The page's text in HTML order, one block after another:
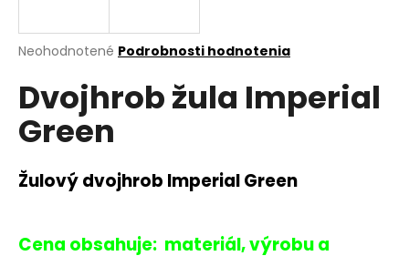
Priemerné
produktu
je
0,0
z
hviezdičiek.
Neohodnotené Podrobnosti hodnotenia
Dvojhrob žula Imperial
Green
Žulový dvojhrob Imperial Green
Cena obsahuje: materiál, výrobu a
j
ť
?